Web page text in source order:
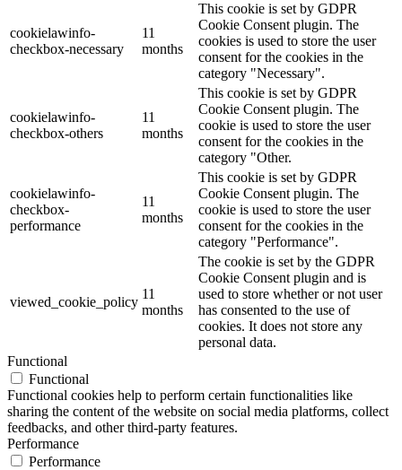
cookielawinfo-
checkbox-necessary
11
months
This cookie is set by GDPR
Cookie Consent plugin. The
cookies is used to store the user
consent for the cookies in the
category "Necessary".
cookielawinfo-
checkbox-others
11
months
This cookie is set by GDPR
Cookie Consent plugin. The
cookie is used to store the user
consent for the cookies in the
category "Other.
cookielawinfo-
checkbox-
performance
11
months
This cookie is set by GDPR
Cookie Consent plugin. The
cookie is used to store the user
consent for the cookies in the
category "Performance".
viewed_cookie_policy
11
months
The cookie is set by the GDPR
Cookie Consent plugin and is
used to store whether or not user
has consented to the use of
cookies. It does not store any
personal data.
Functional
Functional
Functional cookies help to perform certain functionalities like
sharing the content of the website on social media platforms, collect
feedbacks, and other third-party features.
Performance
Performance